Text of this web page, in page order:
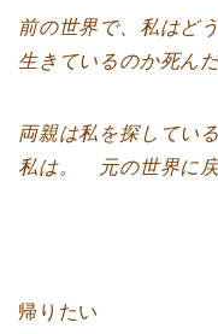
前の世界で、私はど
生きているのか死ん
両親は私を探してい
私は。 元の世界に
帰りたい